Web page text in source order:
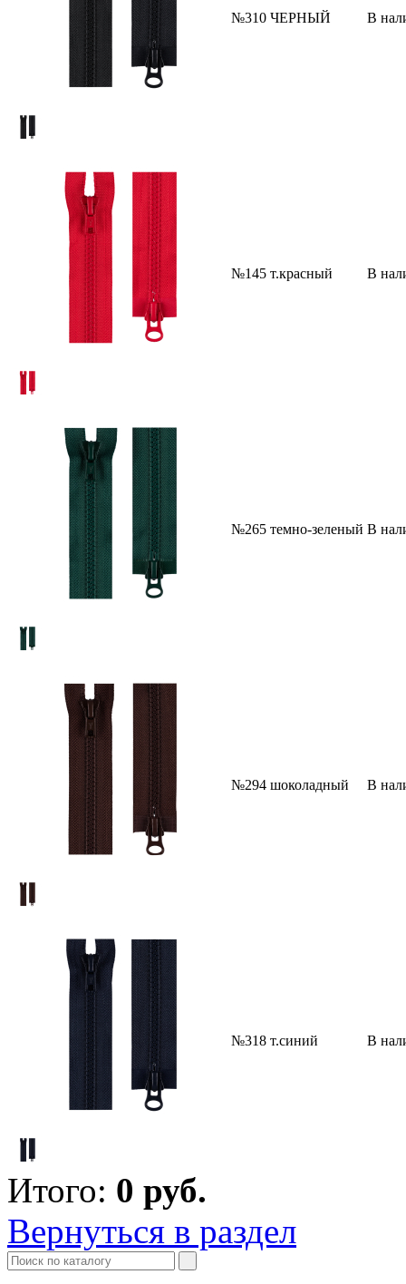
№310 ЧЕРНЫЙ В
№145 т.красный В
№265 темно-зеленый В
№294 шоколадный В
№318 т.синий В
Итого: 0 руб.
Вернуться в раздел